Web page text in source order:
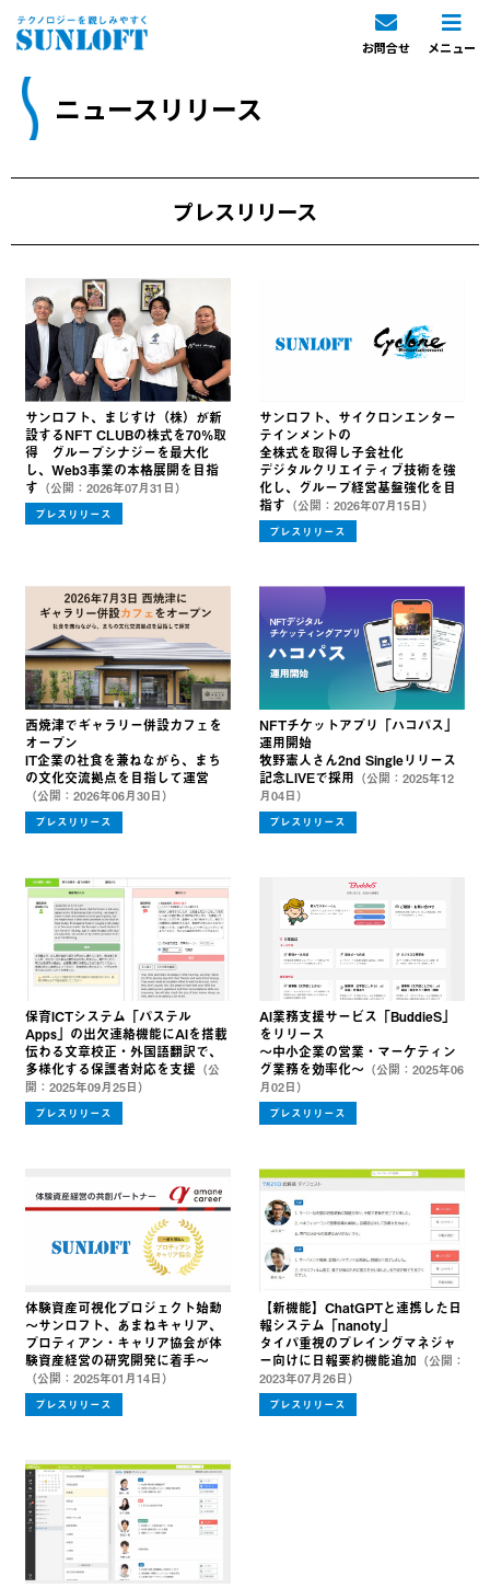
メニュー
お問合せ
ニュースリリース
プレスリリース
サンロフト、まじすけ（株）が新
設するNFT CLUBの株式を70%取
得 グループシナジーを最大化
し、Web3事業の本格展開を目指
す （公開：2026年07月31日）
プレスリリース
サンロフト、サイクロンエンター
テインメントの
全株式を取得し子会社化
デジタルクリエイティブ技術を強
化し、グループ経営基盤強化を目
指す （公開：2026年07月15日）
プレスリリース
西焼津でギャラリー併設カフェを
オープン
IT企業の社食を兼ねながら、まち
の文化交流拠点を目指して運営
（公開：2026年06月30日）
プレスリリース
NFTチケットアプリ「ハコパス」
運用開始
牧野憲人さん2nd Singleリリース
記念LIVEで採用 （公開：2025年12
月04日）
プレスリリース
保育ICTシステム「パステル
Apps」の出欠連絡機能にAIを搭載
伝わる文章校正・外国語翻訳で、
多様化する保護者対応を支援（公
開：2025年09月25日）
プレスリリース
AI業務支援サービス「BuddieS」
をリリース
～中小企業の営業・マーケティン
グ業務を効率化～ （公開：2025年06
月02日）
プレスリリース
体験資産可視化プロジェクト始動
～サンロフト、あまねキャリア、
プロティアン・キャリア協会が体
験資産経営の研究開発に着手～
（公開：2025年01月14日）
プレスリリース
【新機能】ChatGPTと連携した日
報システム「nanoty」
タイパ重視のプレイングマネジャ
ー向けに日報要約機能追加 （公開：
2023年07月26日）
プレスリリース